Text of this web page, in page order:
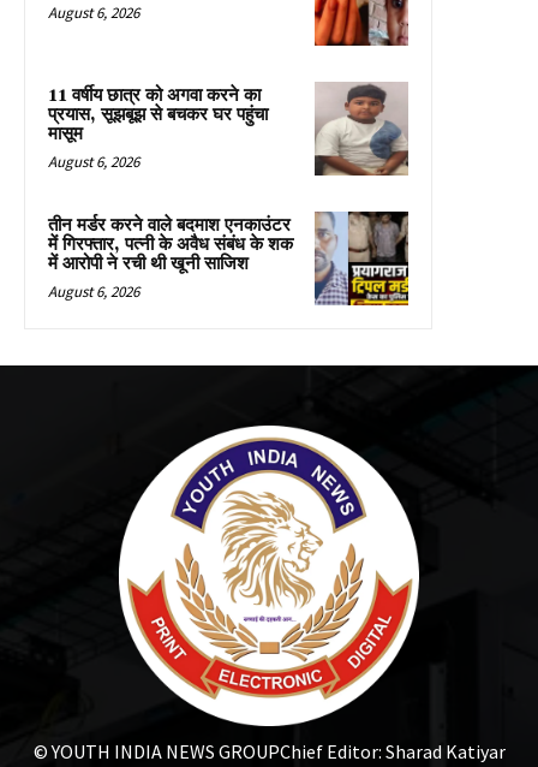
August 6, 2026
11 वर्षीय छात्र को अगवा करने का
प्रयास, सूझबूझ से बचकर घर पहुंचा
मासूम
August 6, 2026
तीन मर्डर करने वाले बदमाश एनकाउंटर
में गिरफ्तार, पत्नी के अवैध संबंध के शक
में आरोपी ने रची थी खूनी साजिश
August 6, 2026
© YOUTH INDIA NEWS GROUPChief Editor: Sharad Katiyar